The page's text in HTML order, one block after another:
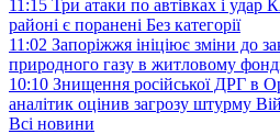
11:15 Три атаки по автівках і удар
районі є поранені Без категорії
11:02 Запоріжжя ініціює зміни до
природного газу в житловому
10:10 Знищення російської ДРГ в
аналітик оцінив загрозу штурму
Всі новини